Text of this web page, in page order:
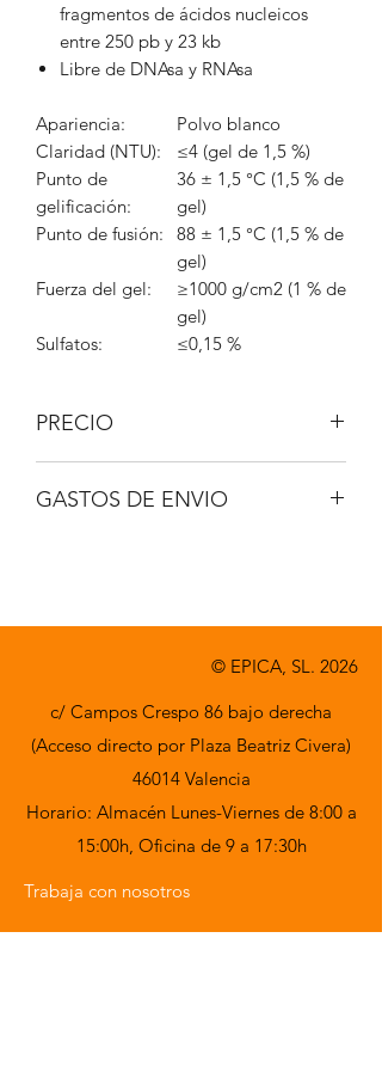
fragmentos de ácidos nucleicos
entre 250 pb y 23 kb
Libre de DNAsa y RNAsa
Apariencia:
Polvo blanco
Claridad (NTU):
≤4 (gel de 1,5 %)
Punto de
gelificación:
36 ± 1,5 °C (1,5 % de
gel)
Punto de fusión:
88 ± 1,5 °C (1,5 % de
gel)
Fuerza del gel:
≥1000 g/cm2 (1 % de
gel)
Sulfatos:
≤0,15 %
PRECIO
GASTOS DE ENVIO
© EPICA, SL. 2026
c/ Campos Crespo 86 bajo derecha
(Acceso directo por Plaza Beatriz Civera)
46014 Valencia
Horario: Almacén Lunes-Viernes de 8:00 a
15:00h, Oficina de 9 a 17:30h
Trabaja con nosotros